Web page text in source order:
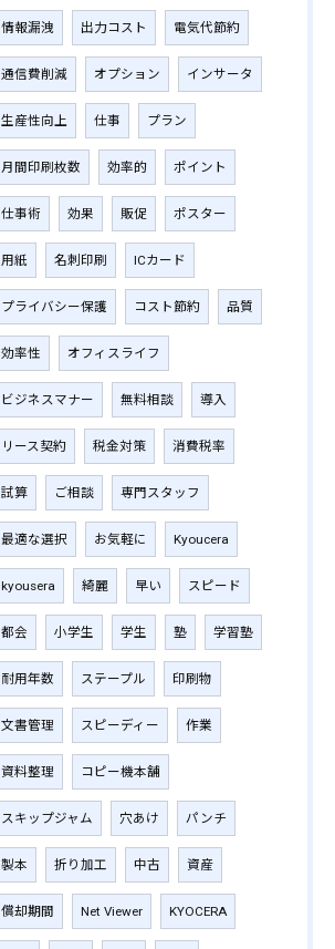
情報漏洩 出力コスト 電気代節約
通信費削減 オプション インサータ
生産性向上 仕事 プラン
月間印刷枚数 効率的 ポイント
仕事術 効果 販促 ポスター
用紙 名刺印刷 ICカード
プライバシー保護 コスト節約 品質
効率性 オフィスライフ
ビジネスマナー 無料相談 導入
リース契約 税金対策 消費税率
試算 ご相談 専門スタッフ
最適な選択 お気軽に Kyoucera
kyousera 綺麗 早い スピード
都会 小学生 学生 塾 学習塾
耐用年数 ステープル 印刷物
文書管理 スピーディー 作業
資料整理 コピー機本舗
スキップジャム 穴あけ パンチ
製本 折り加工 中古 資産
償却期間 Net Viewer KYOCERA